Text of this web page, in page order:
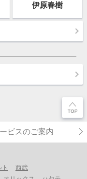
伊原春樹
ビスのご案内
西武